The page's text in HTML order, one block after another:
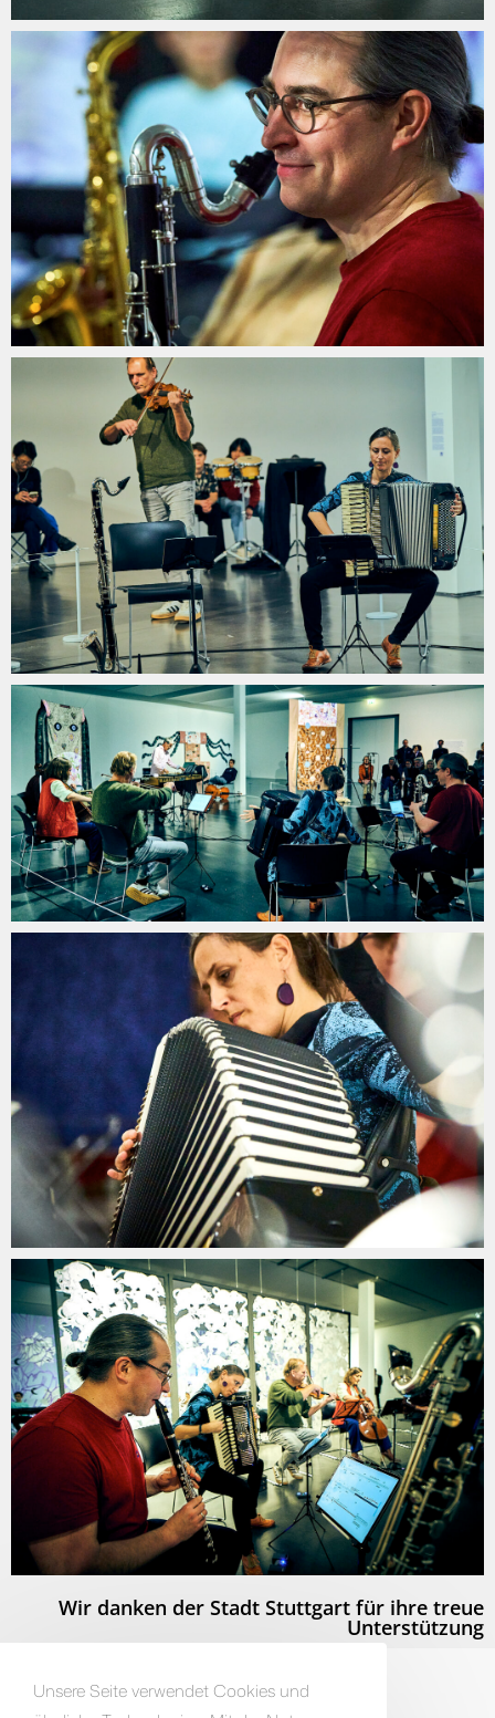
Wir danken der Stadt Stuttgart für ihre treue
Unterstützung​
Unsere Seite verwendet Cookies und